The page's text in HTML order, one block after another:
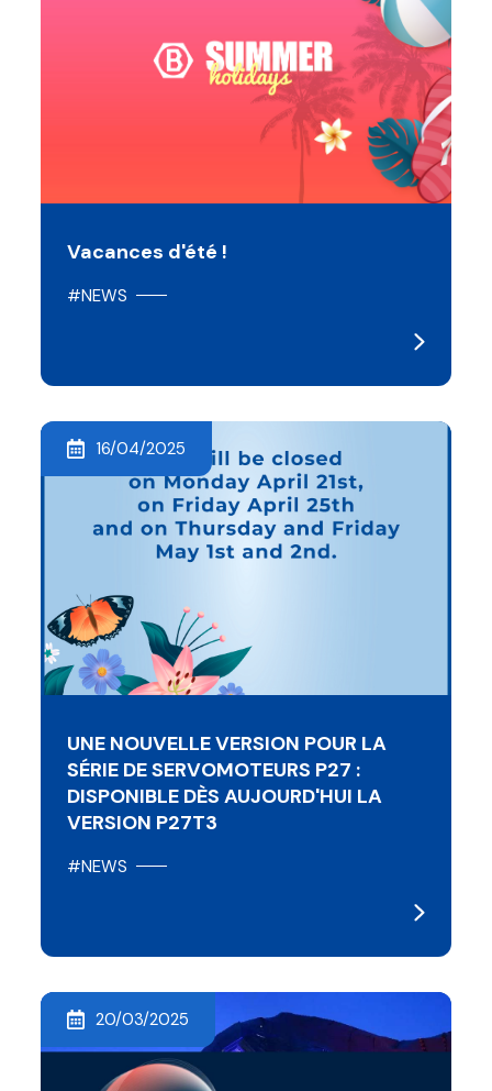
Vacances d'été !
#NEWS
16/04/2025
UNE NOUVELLE VERSION POUR LA
SÉRIE DE SERVOMOTEURS P27 :
DISPONIBLE DÈS AUJOURD'HUI LA
VERSION P27T3
#NEWS
20/03/2025